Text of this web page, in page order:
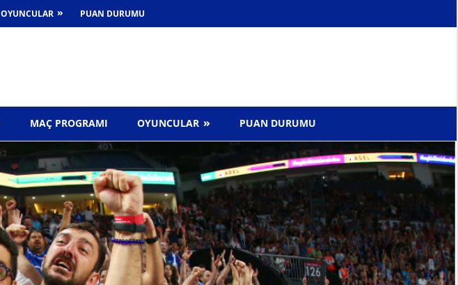
OYUNCULAR PUAN DURUMU
MAÇ PROGRAMI OYUNCULAR PUAN DURUMU